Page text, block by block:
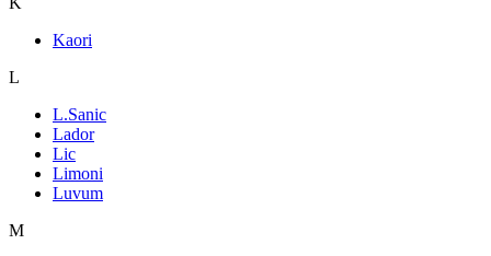
Kaori
L
L.Sanic
Lador
Lic
Limoni
Luvum
M